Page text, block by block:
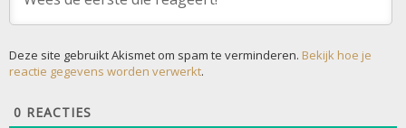
Deze site gebruikt Akismet om spam te verminderen. Bekijk hoe je
reactie gegevens worden verwerkt.
0 REACTIES